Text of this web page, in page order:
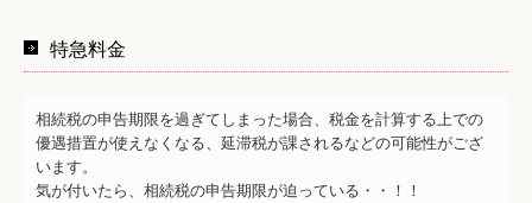
特急料金
相続税の申告期限を過ぎてしまった場合、税金を計算する上での
優遇措置が使えなくなる、延滞税が課されるなどの可能性がござ
います。
気が付いたら、相続税の申告期限が迫っている・・！！